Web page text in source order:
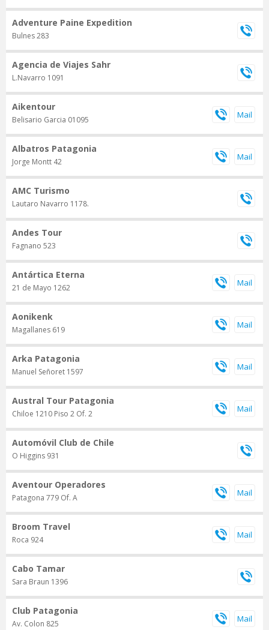
Adventure Paine Expedition
Bulnes 283
Agencia de Viajes Sahr
L.Navarro 1091
Aikentour
Belisario Garcia 01095
Albatros Patagonia
Jorge Montt 42
AMC Turismo
Lautaro Navarro 1178.
Andes Tour
Fagnano 523
Antártica Eterna
21 de Mayo 1262
Aonikenk
Magallanes 619
Arka Patagonia
Manuel Señoret 1597
Austral Tour Patagonia
Chiloe 1210 Piso 2 Of. 2
Automóvil Club de Chile
O Higgins 931
Aventour Operadores
Patagona 779 Of. A
Broom Travel
Roca 924
Cabo Tamar
Sara Braun 1396
Club Patagonia
Av. Colon 825